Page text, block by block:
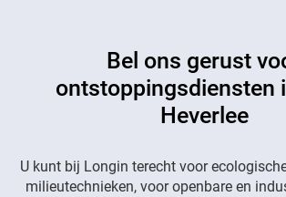
Bel ons gerust
ontstoppingsdiensten
Heverlee
U kunt bij Longin terecht voor
milieutechnieken, voor openbare en